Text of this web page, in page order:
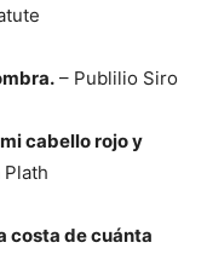
– Publilio Siro
cabello rojo y
Plath
costa de cuánta